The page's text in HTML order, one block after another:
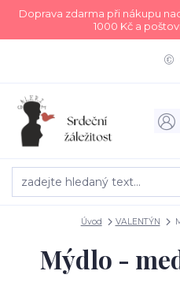
Doprava zdarma při nákupu
1000 Kč a
Úvod VALENTÝN
Mýdlo -